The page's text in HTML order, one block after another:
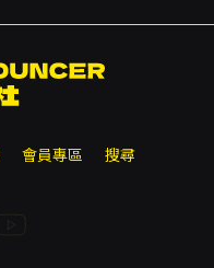
會員專區 搜尋